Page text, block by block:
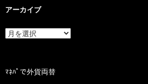
アーカイブ
ア
ー
ブ
ﾏﾈﾊﾟで外貨両替